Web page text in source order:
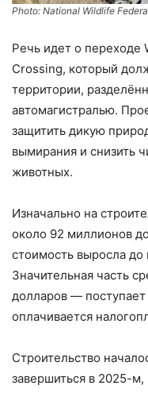
Photo: National Wildlife
Речь идет о переходе
Crossing, который
территории,
автомагистралью.
защитить дикую
вымирания и снизить
животных.
Изначально на
около 92 миллионов
стоимость выросла
Значительная часть
долларов —
оплачивается
Строительство
завершиться в 2025-